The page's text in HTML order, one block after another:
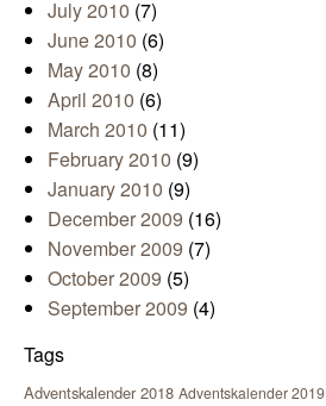
July 2010 (7)
June 2010 (6)
May 2010 (8)
April 2010 (6)
March 2010 (11)
February 2010 (9)
January 2010 (9)
December 2009 (16)
November 2009 (7)
October 2009 (5)
September 2009 (4)
Tags
Adventskalender 2018 Adventskalender 2019